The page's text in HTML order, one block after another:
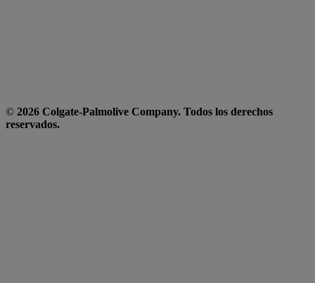
© 2026 Colgate-Palmolive Company. Todos los derechos
reservados.